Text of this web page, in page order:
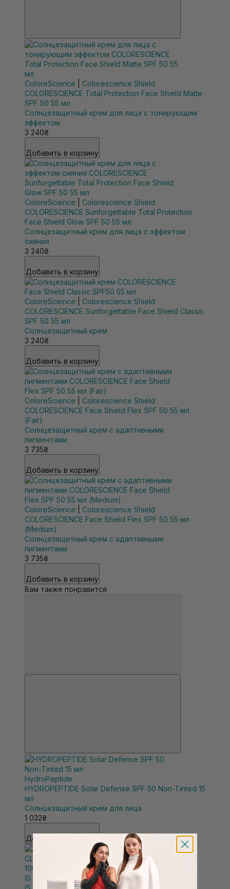
ColoreScience
Colorescience Shield
COLORESCIENCE Total Protection Face Shield Matte
SPF 50 55 мл
Солнцезащитный крем для лица с тонирующим
эффектом
3 240₴
Добавить в корзину
ColoreScience
Colorescience Shield
COLORESCIENCE Sunforgettable Total Protection
Face Shield Glow SPF 50 55 мл
Солнцезащитный крем для лица с эффектом
сияния
3 240₴
Добавить в корзину
ColoreScience
Colorescience Shield
COLORESCIENCE Sunforgettable Face Shield Classic
SPF 50 55 мл
Солнцезащитный крем
3 240₴
Добавить в корзину
ColoreScience
Colorescience Shield
COLORESCIENCE Face Shield Flex SPF 50 55 мл
(Fair)
Солнцезащитный крем с адаптивными
пигментами
3 735₴
Добавить в корзину
ColoreScience
Colorescience Shield
COLORESCIENCE Face Shield Flex SPF 50 55 мл
(Medium)
Солнцезащитный крем с адаптивными
пигментами
3 735₴
Добавить в корзину
Вам также понравится
HydroPeptide
HYDROPEPTIDE Solar Defense SPF 50 Non-Tinted 15
мл
Солнцезащитный крем для лица
1 032₴
Добавить в корзину
IS Clinical